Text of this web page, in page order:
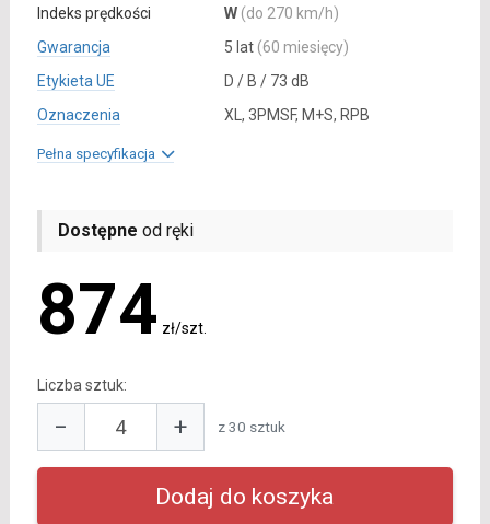
Indeks prędkości
W (do 270 km/h)
Gwarancja
5 lat (60 miesięcy)
Etykieta UE
D / B / 73 dB
Oznaczenia
XL, 3PMSF, M+S, RPB
Pełna specyfikacja
Dostępne od ręki
874 zł/szt.
Liczba sztuk:
− + z 30 sztuk